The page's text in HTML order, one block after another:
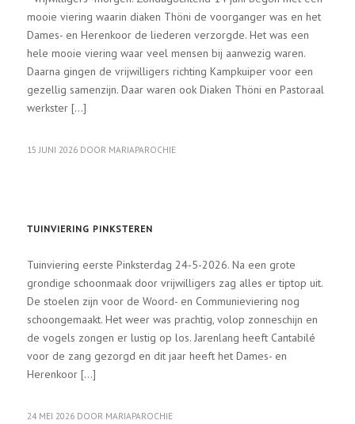
mooie viering waarin diaken Thöni de voorganger was en het
Dames- en Herenkoor de liederen verzorgde. Het was een
hele mooie viering waar veel mensen bij aanwezig waren.
Daarna gingen de vrijwilligers richting Kampkuiper voor een
gezellig samenzijn. Daar waren ook Diaken Thöni en Pastoraal
werkster […]
15 JUNI 2026 DOOR MARIAPAROCHIE
TUINVIERING PINKSTEREN
Tuinviering eerste Pinksterdag 24-5-2026. Na een grote
grondige schoonmaak door vrijwilligers zag alles er tiptop uit.
De stoelen zijn voor de Woord- en Communieviering nog
schoongemaakt. Het weer was prachtig, volop zonneschijn en
de vogels zongen er lustig op los. Jarenlang heeft Cantabilé
voor de zang gezorgd en dit jaar heeft het Dames- en
Herenkoor […]
24 MEI 2026 DOOR MARIAPAROCHIE